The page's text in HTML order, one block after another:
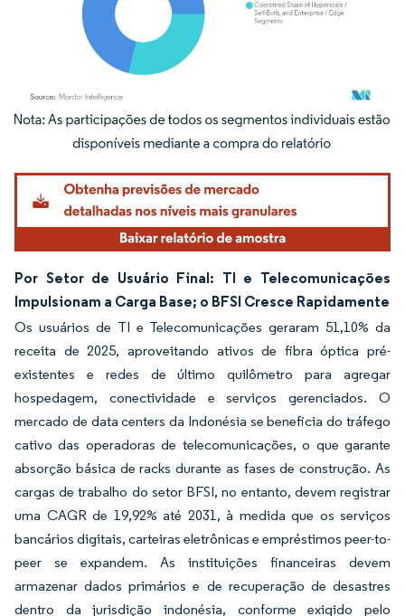
Imagem © Mordor Intelligence. O reuso requer atribuição conforme CC BY 4.0.
Por Setor de Usuário Final: TI e Telecomunicações
Impulsionam a Carga Base; o BFSI Cresce Rapidamente
Os usuários de TI e Telecomunicações geraram 51,10% da
receita de 2025, aproveitando ativos de fibra óptica pré-
existentes e redes de último quilômetro para agregar
hospedagem, conectividade e serviços gerenciados. O
mercado de data centers da Indonésia se beneficia do tráfego
cativo das operadoras de telecomunicações, o que garante
absorção básica de racks durante as fases de construção. As
cargas de trabalho do setor BFSI, no entanto, devem registrar
uma CAGR de 19,92% até 2031, à medida que os serviços
bancários digitais, carteiras eletrônicas e empréstimos peer-to-
peer se expandem. As instituições financeiras devem
armazenar dados primários e de recuperação de desastres
dentro da jurisdição indonésia, conforme exigido pelo